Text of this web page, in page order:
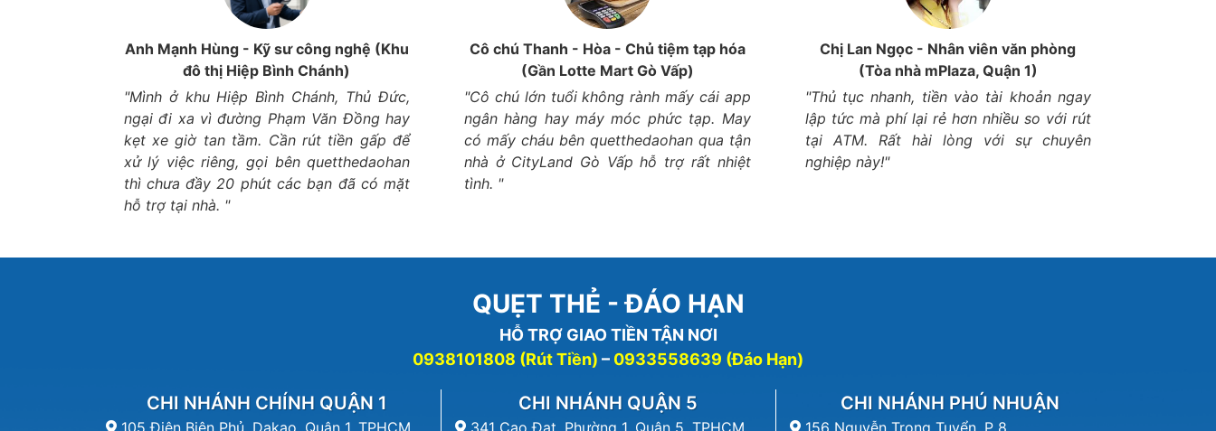
Anh Mạnh Hùng - Kỹ sư công nghệ (Khu
đô thị Hiệp Bình Chánh)
"Mình ở khu Hiệp Bình Chánh, Thủ Đức,
ngại đi xa vì đường Phạm Văn Đồng hay
kẹt xe giờ tan tầm. Cần rút tiền gấp để
xử lý việc riêng, gọi bên quetthedaohan
thì chưa đầy 20 phút các bạn đã có mặt
hỗ trợ tại nhà. "
Cô chú Thanh - Hòa - Chủ tiệm tạp hóa
(Gần Lotte Mart Gò Vấp)
"Cô chú lớn tuổi không rành mấy cái app
ngân hàng hay máy móc phức tạp. May
có mấy cháu bên quetthedaohan qua tận
nhà ở CityLand Gò Vấp hỗ trợ rất nhiệt
tình. "
Chị Lan Ngọc - Nhân viên văn phòng
(Tòa nhà mPlaza, Quận 1)
"Thủ tục nhanh, tiền vào tài khoản ngay
lập tức mà phí lại rẻ hơn nhiều so với rút
tại ATM. Rất hài lòng với sự chuyên
nghiệp này!"
QUẸT THẺ - ĐÁO HẠN
HỖ TRỢ GIAO TIỀN TẬN NƠI
0938101808 (Rút Tiền) – 0933558639 (Đáo Hạn)
CHI NHÁNH CHÍNH QUẬN 1
105 Điện Biên Phủ, Dakao, Quận 1, TPHCM
CHI NHÁNH QUẬN 5
341 Cao Đạt, Phường 1, Quận 5, TPHCM
CHI NHÁNH PHÚ NHUẬN
156 Nguyễn Trọng Tuyển, P 8